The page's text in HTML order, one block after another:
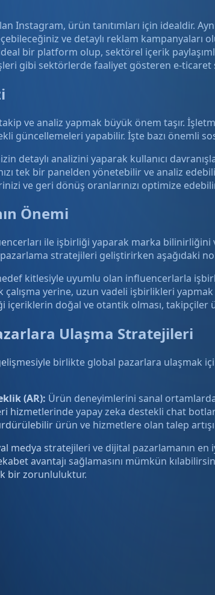
Instagram, ürün tanıtımları için idealdir.
ve detaylı reklam kampanyaları
bir platform olup, sektörel içerik
gibi sektörlerde faaliyet gösteren e-
ve analiz yapmak büyük önem taşır.
güncellemeleri yapabilir. İşte bazı önemli
detaylı analizini yaparak kullanıcı
tek bir panelden yönetebilir ve analiz
ve geri dönüş oranlarınızı optimize
Önemi
ile işbirliği yaparak marka
pazarlama stratejileri geliştirirken aşağıdaki
kitlesiyle uyumlu olan influencerlarla
yerine, uzun vadeli işbirlikleri
içeriklerin doğal ve otantik olması, takipçiler
Ulaşma Stratejileri
birlikte global pazarlara
(AR): Ürün deneyimlerini sanal
hizmetlerinde yapay zeka destekli chat
ürün ve hizmetlere olan talep
medya stratejileri ve dijital pazarlamanın
avantajı sağlamasını mümkün
bir zorunluluktur.